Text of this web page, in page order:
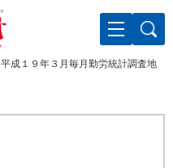
平成１９年３月毎月勤労統計調査地